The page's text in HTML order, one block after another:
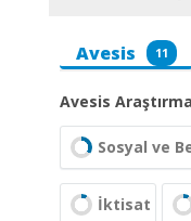
Avesis 11
Avesis
Sosyal ve
İktisat